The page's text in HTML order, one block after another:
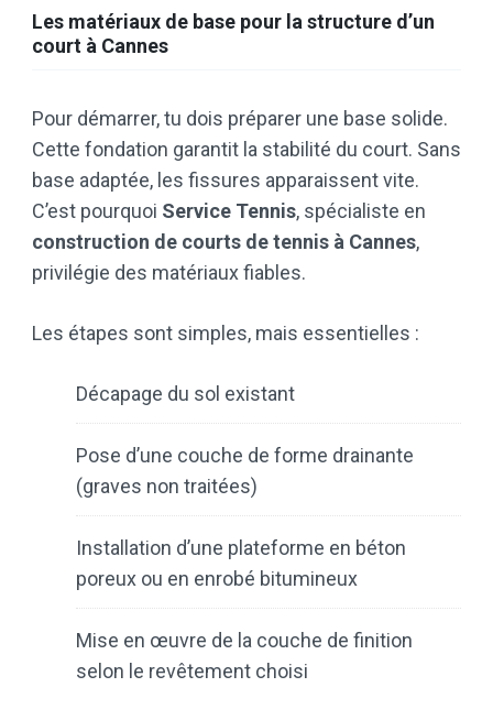
Les matériaux de base pour la structure d’un
court à Cannes
Pour démarrer, tu dois préparer une base solide.
Cette fondation garantit la stabilité du court. Sans
base adaptée, les fissures apparaissent vite.
C’est pourquoi Service Tennis, spécialiste en
construction de courts de tennis à Cannes,
privilégie des matériaux fiables.
Les étapes sont simples, mais essentielles :
Décapage du sol existant
Pose d’une couche de forme drainante
(graves non traitées)
Installation d’une plateforme en béton
poreux ou en enrobé bitumineux
Mise en œuvre de la couche de finition
selon le revêtement choisi